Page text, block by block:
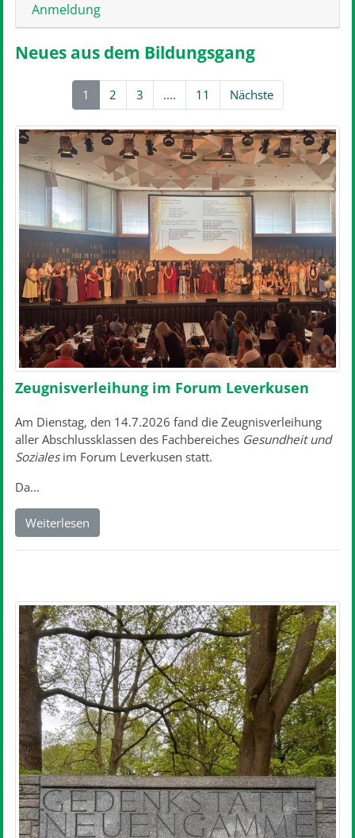
Anmeldung
Neues aus dem Bildungsgang
1 2 3 .... 11 Nächste
Zeugnisverleihung im Forum Leverkusen
Am Dienstag, den 14.7.2026 fand die Zeugnisverleihung
aller Abschlussklassen des Fachbereiches Gesundheit und
Sozialesim Forum Leverkusen statt.
Da...
Weiterlesen